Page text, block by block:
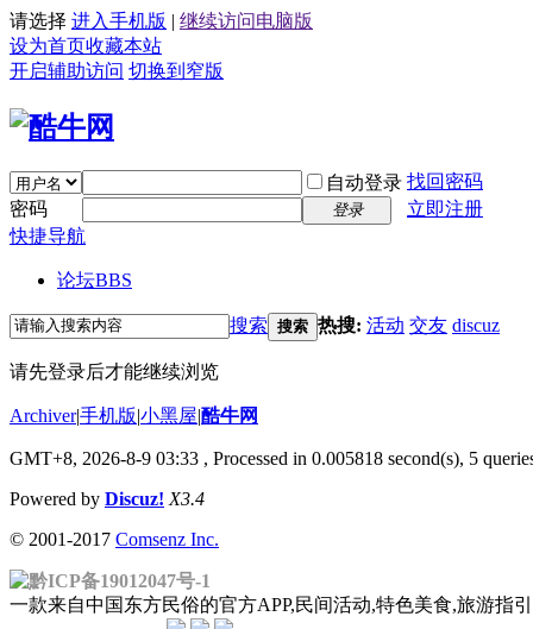
请选择 进入手机版 | 继续访问电脑版
设为首页收藏本站
开启辅助访问 切换到窄版
自动登录 找回密码
密码
登录
立即注册
快捷导航
论坛BBS
搜索 搜索 热搜: 活动 交友 discuz
请先登录后才能继续浏览
Archiver|手机版|小黑屋|酷牛网
GMT+8, 2026-8-9 03:33 , Processed in 0.005818 second(s), 5
Powered by Discuz! X3.4
© 2001-2017 Comsenz Inc.
黔ICP备19012047号-1
一款来自中国东方民俗的官方APP,民间活动,特色美食,旅游